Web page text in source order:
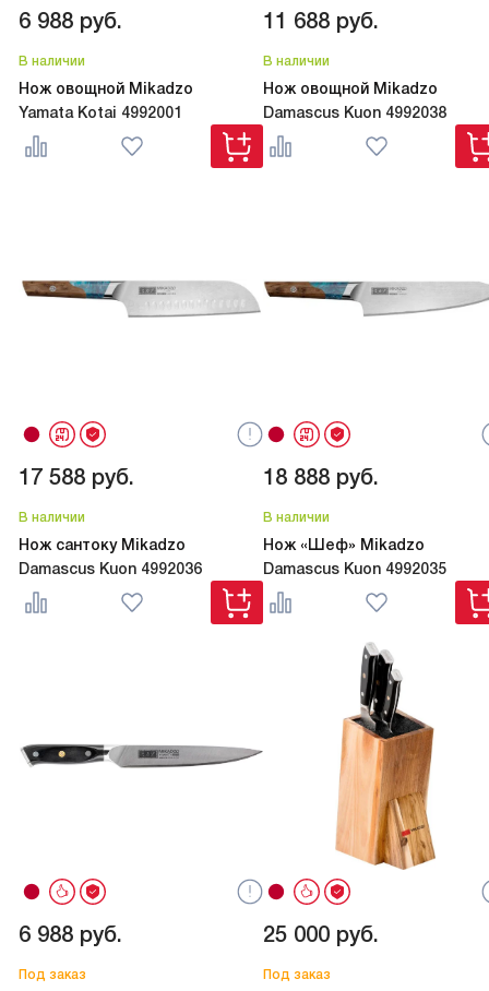
В наличии
Нож овощной Mikadzo
Yamata Kotai 4992001
6 988 руб.
В наличии
Нож овощной Mikadzo
Damascus Kuon 4992038
11 688 руб.
В наличии
Нож сантоку Mikadzo
Damascus Kuon 4992036
17 588 руб.
В наличии
Нож «Шеф» Mikadzo
Damascus Kuon 4992035
18 888 руб.
Под заказ
6 988 руб.
Под заказ
25 000 руб.